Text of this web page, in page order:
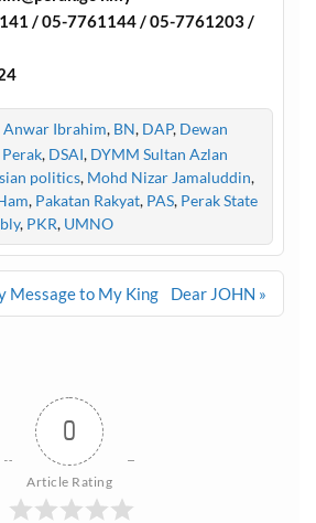
/ 05-7761144 / 05-7761203 /
Anwar Ibrahim, BN, DAP, Dewan
, DSAI, DYMM Sultan Azlan
politics, Mohd Nizar Jamaluddin,
, Pakatan Rakyat, PAS, Perak State
, PKR, UMNO
Message to My King Dear JOHN »
0
Article Rating